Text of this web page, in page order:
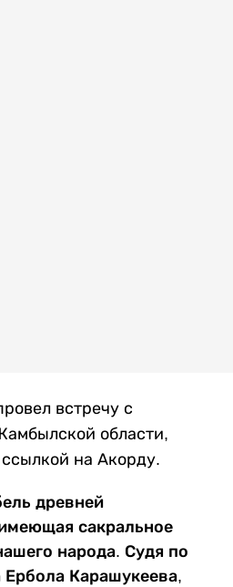
встречу с
области,
ссылкой на Акорду.
древней
сакральное
народа. Судя по
Ербола Карашукеева,